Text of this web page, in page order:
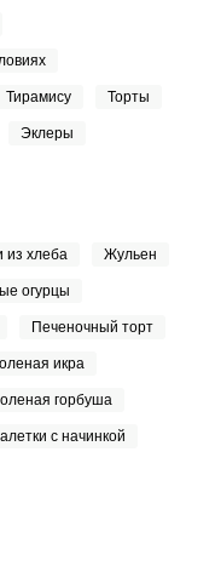
Тирамису Торты
Эклеры
из хлеба Жульен
огурцы
Печеночный торт
икра
горбуша
с начинкой
Когда свекла